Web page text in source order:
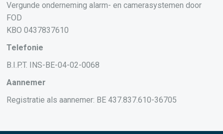
Vergunde onderneming alarm- en camerasystemen door
FOD
KBO 0437837610
Telefonie
B.I.P.T. INS-BE-04-02-0068
Aannemer
Registratie als aannemer: BE 437.837.610-36705